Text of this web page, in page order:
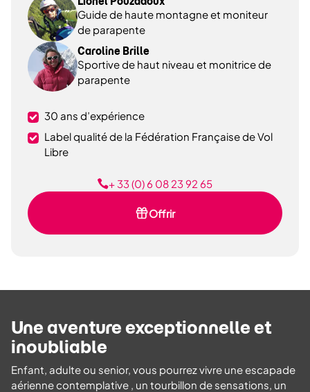
Guide de haute montagne et moniteur
de parapente
Caroline Brille
Sportive de haut niveau et monitrice de
parapente
30 ans d’expérience
Label qualité de la Fédération Française de Vol
Libre
+ 33 (0) 6 08 23 92 65
Offrir
Une aventure exceptionnelle et
inoubliable
Enfant, adulte ou senior, vous pourrez vivre une escapade
aérienne contemplative , un tourbillon de sensations, un